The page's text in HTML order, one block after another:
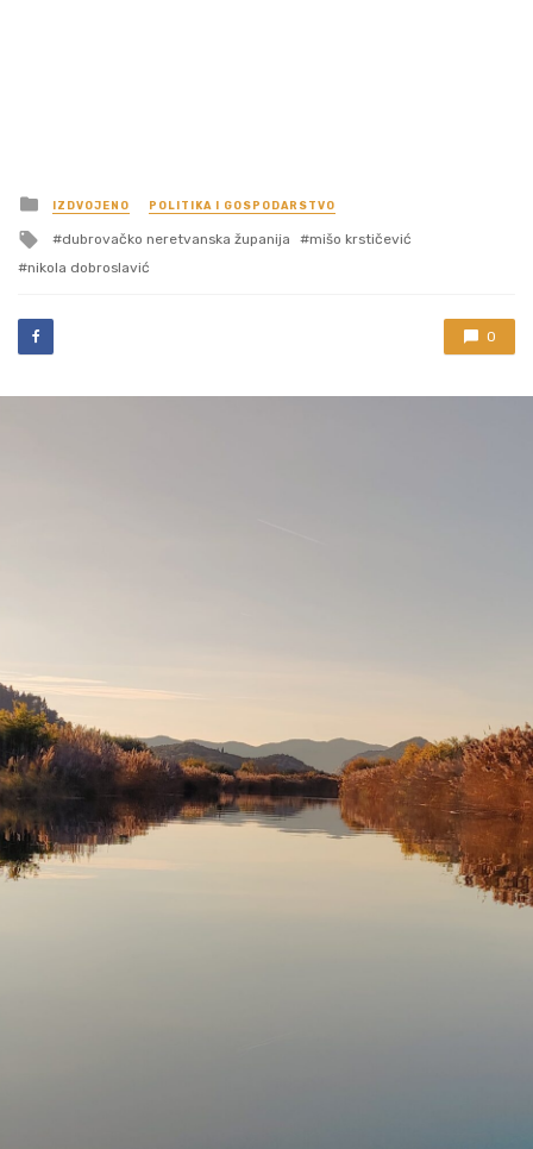
Posted
in
IZDVOJENO POLITIKA I GOSPODARSTVO
Tagged
with
dubrovačko neretvanska županija
mišo krstičević
nikola dobroslavić
0